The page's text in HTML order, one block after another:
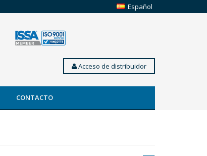
Español
Acceso de distribuidor
CONTACTO